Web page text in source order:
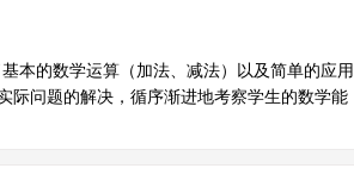
本的数学运算（加法、减法）以及简单的应用
际问题的解决，循序渐进地考察学生的数学能